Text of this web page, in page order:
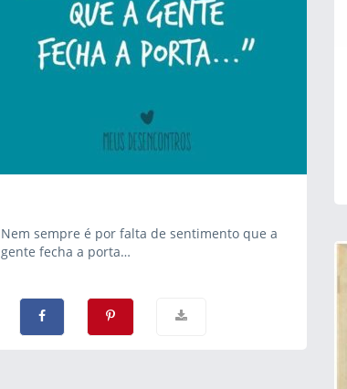
Nem sempre é por falta de sentimento que a
gente fecha a porta…